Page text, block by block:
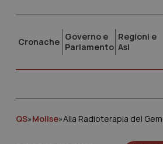
Cronache Governo e
Parlamento
Regioni e
Asl
QS»Molise»Alla Radioterapia del